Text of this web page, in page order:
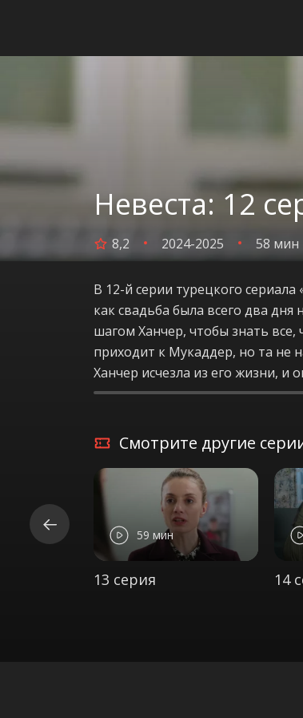
Невеста: 12
8,2 2024-2025 58 мин
В 12-й серии турецкого
как свадьба была всего два
шагом Ханчер, чтобы знать
приходит к Мукаддер, но та не
Ханчер исчезла из его жизни, и
Смотрите другие
59 мин
13 серия 14